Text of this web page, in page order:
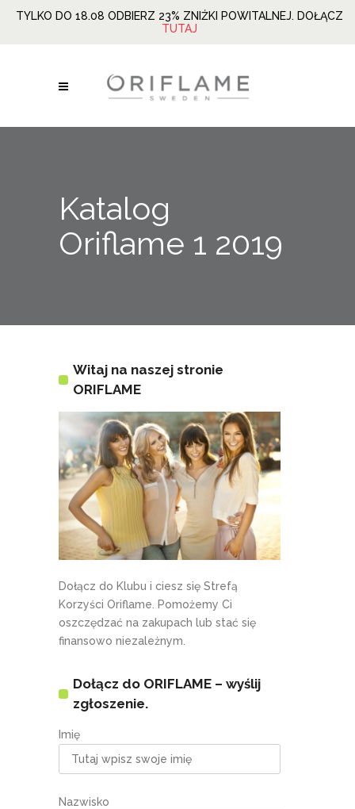
TYLKO DO 18.08 ODBIERZ 23% ZNIŻKI POWITALNEJ. DOŁĄCZ
TUTAJ
Katalog
Oriflame 1 2019
Witaj na naszej stronie
ORIFLAME
Dołącz do Klubu i ciesz się Strefą
Korzyści Oriflame. Pomożemy Ci
oszczędzać na zakupach lub stać się
finansowo niezależnym.
Dołącz do ORIFLAME – wyślij
zgłoszenie.
Imię
Nazwisko